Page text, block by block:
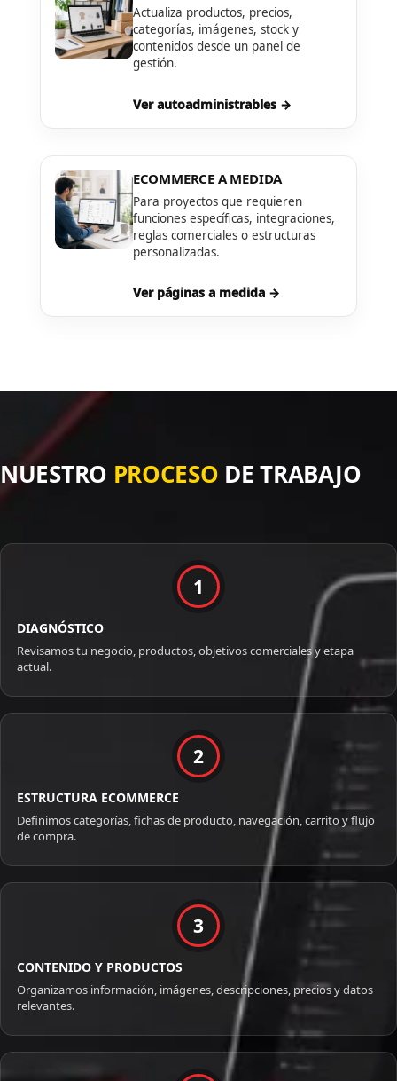
Actualiza productos, precios,
categorías, imágenes, stock y
contenidos desde un panel de
gestión.
Ver autoadministrables →
ECOMMERCE A MEDIDA
Para proyectos que requieren
funciones específicas, integraciones,
reglas comerciales o estructuras
personalizadas.
Ver páginas a medida →
NUESTRO PROCESO DE TRABAJO
1
DIAGNÓSTICO
Revisamos tu negocio, productos, objetivos comerciales y etapa
actual.
2
ESTRUCTURA ECOMMERCE
Definimos categorías, fichas de producto, navegación, carrito y flujo
de compra.
3
CONTENIDO Y PRODUCTOS
Organizamos información, imágenes, descripciones, precios y datos
relevantes.